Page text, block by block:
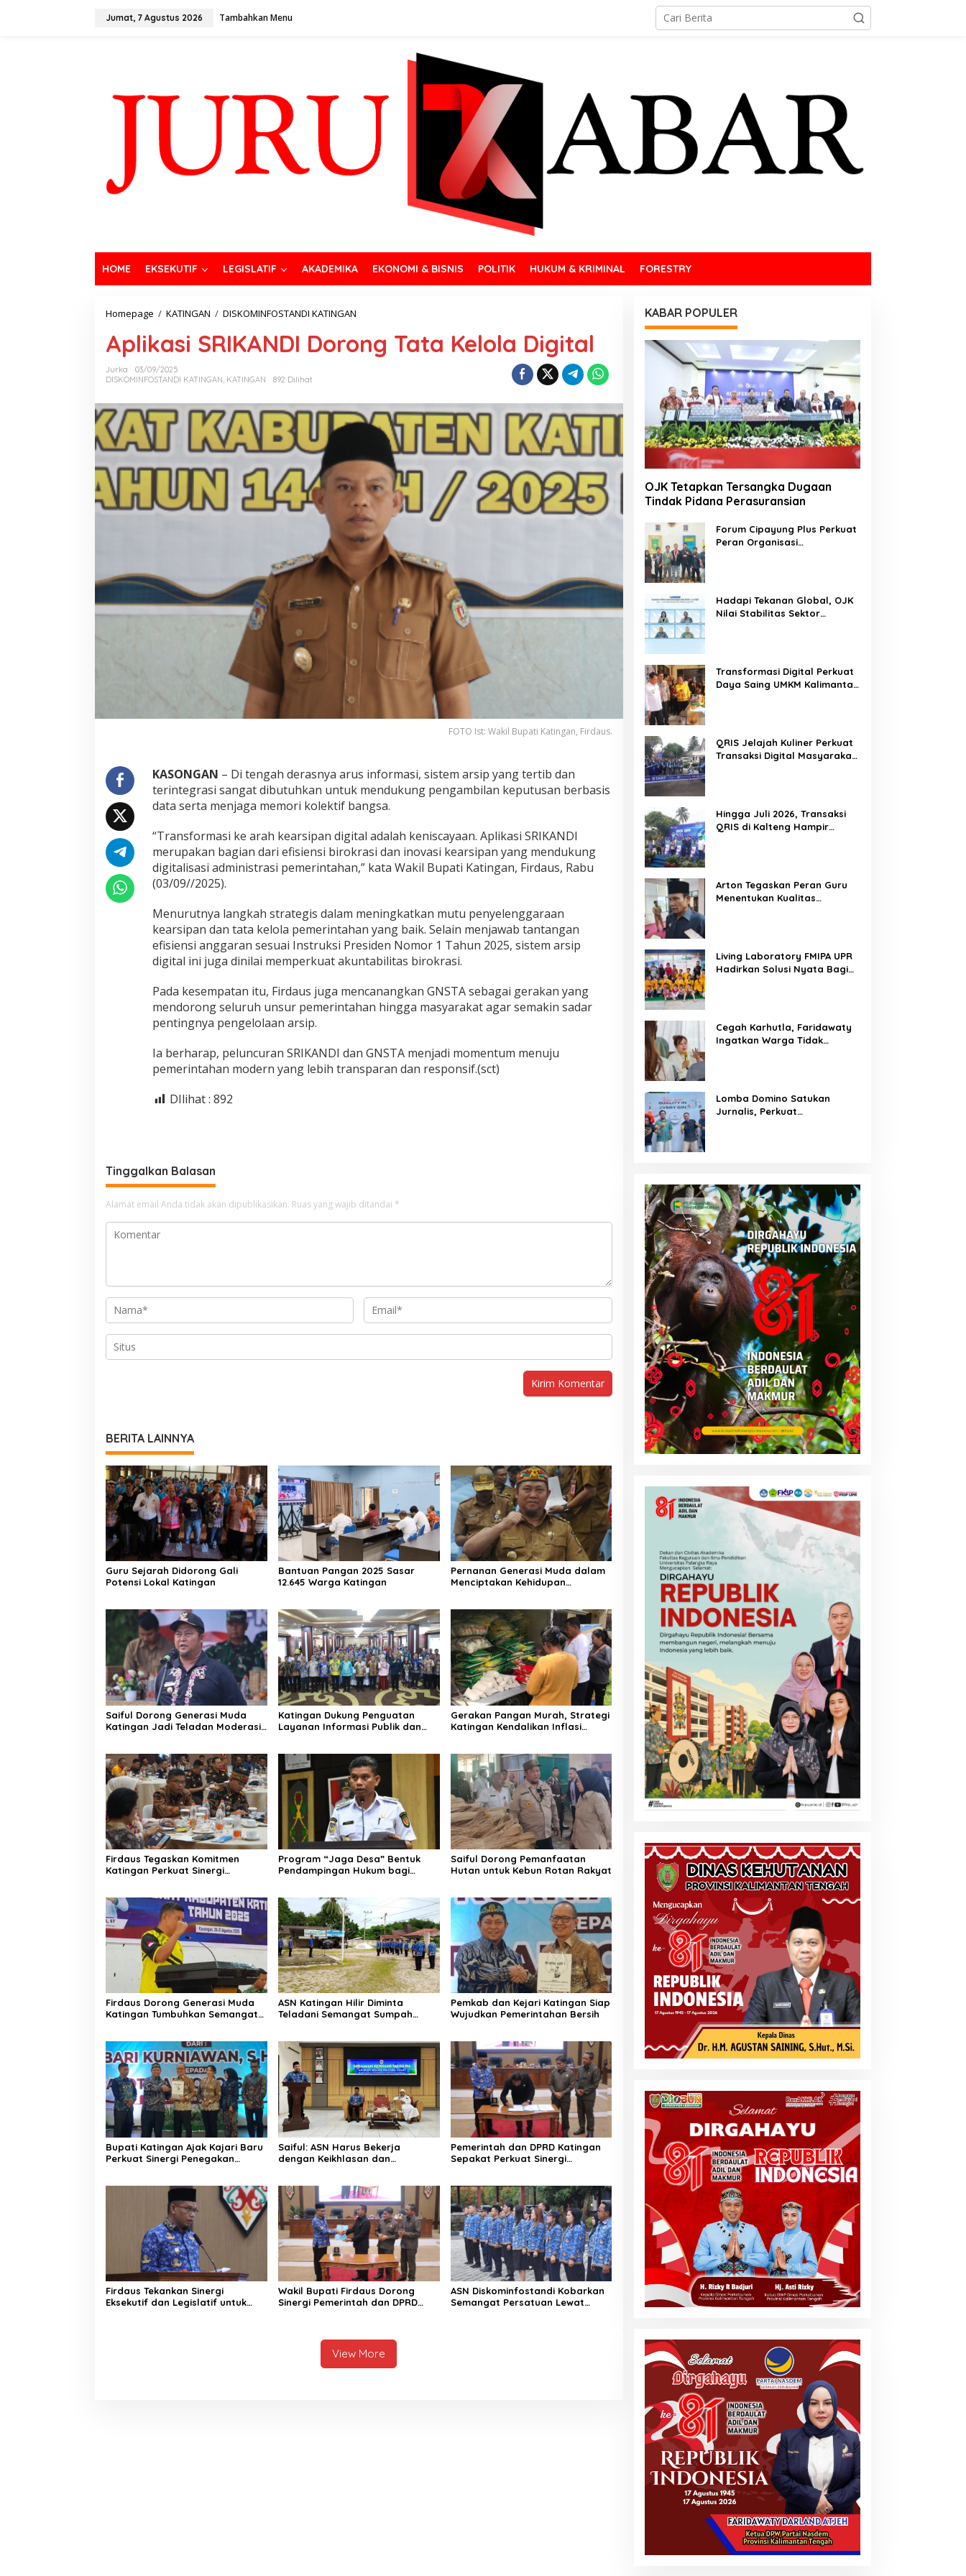
Jumat, 7 Agustus 2026 Tambahkan Menu
HOME EKSEKUTIF LEGISLATIF AKADEMIKA EKONOMI & BISNIS POLITIK HUKUM & KRIMINAL FORESTRY
Homepage / KATINGAN / DISKOMINFOSTANDI KATINGAN
Aplikasi SRIKANDI Dorong Tata Kelola Digital
Jurka
03/09/2025
DISKOMINFOSTANDI KATINGAN, KATINGAN 892 Dilihat
FOTO Ist: Wakil Bupati Katingan, Firdaus.
KASONGAN – Di tengah derasnya arus informasi, sistem arsip yang tertib dan
terintegrasi sangat dibutuhkan untuk mendukung pengambilan keputusan berbasis
data serta menjaga memori kolektif bangsa.
“Transformasi ke arah kearsipan digital adalah keniscayaan. Aplikasi SRIKANDI
merupakan bagian dari efisiensi birokrasi dan inovasi kearsipan yang mendukung
digitalisasi administrasi pemerintahan,” kata Wakil Bupati Katingan, Firdaus, Rabu
(03/09//2025).
Menurutnya langkah strategis dalam meningkatkan mutu penyelenggaraan
kearsipan dan tata kelola pemerintahan yang baik. Selain menjawab tantangan
efisiensi anggaran sesuai Instruksi Presiden Nomor 1 Tahun 2025, sistem arsip
digital ini juga dinilai memperkuat akuntabilitas birokrasi.
Pada kesempatan itu, Firdaus juga mencanangkan GNSTA sebagai gerakan yang
mendorong seluruh unsur pemerintahan hingga masyarakat agar semakin sadar
pentingnya pengelolaan arsip.
Ia berharap, peluncuran SRIKANDI dan GNSTA menjadi momentum menuju
pemerintahan modern yang lebih transparan dan responsif.(sct)
DIlihat : 892
Tinggalkan Balasan
Alamat email Anda tidak akan dipublikasikan. Ruas yang wajib ditandai *
BERITA LAINNYA
Guru Sejarah Didorong Gali
Potensi Lokal Katingan
Bantuan Pangan 2025 Sasar
12.645 Warga Katingan
Pernanan Generasi Muda dalam
Menciptakan Kehidupan
Saiful Dorong Generasi Muda
Katingan Jadi Teladan Moderasi
Katingan Dukung Penguatan
Layanan Informasi Publik dan
Gerakan Pangan Murah, Strategi
Katingan Kendalikan Inflasi
Firdaus Tegaskan Komitmen
Katingan Perkuat Sinergi
Program “Jaga Desa” Bentuk
Pendampingan Hukum bagi
Saiful Dorong Pemanfaatan
Hutan untuk Kebun Rotan Rakyat
Firdaus Dorong Generasi Muda
Katingan Tumbuhkan Semangat
ASN Katingan Hilir Diminta
Teladani Semangat Sumpah
Pemkab dan Kejari Katingan Siap
Wujudkan Pemerintahan Bersih
Bupati Katingan Ajak Kajari Baru
Perkuat Sinergi Penegakan
Saiful: ASN Harus Bekerja
dengan Keikhlasan dan
Pemerintah dan DPRD Katingan
Sepakat Perkuat Sinergi
Firdaus Tekankan Sinergi
Eksekutif dan Legislatif untuk
Wakil Bupati Firdaus Dorong
Sinergi Pemerintah dan DPRD
ASN Diskominfostandi Kobarkan
Semangat Persatuan Lewat
View More
KABAR POPULER
OJK Tetapkan Tersangka Dugaan
Tindak Pidana Perasuransian
Forum Cipayung Plus Perkuat
Peran Organisasi
Hadapi Tekanan Global, OJK
Nilai Stabilitas Sektor
Transformasi Digital Perkuat
Daya Saing UMKM Kalimantan
QRIS Jelajah Kuliner Perkuat
Transaksi Digital Masyarakat
Hingga Juli 2026, Transaksi
QRIS di Kalteng Hampir
Arton Tegaskan Peran Guru
Menentukan Kualitas
Living Laboratory FMIPA UPR
Hadirkan Solusi Nyata Bagi
Cegah Karhutla, Faridawaty
Ingatkan Warga Tidak
Lomba Domino Satukan
Jurnalis, Perkuat